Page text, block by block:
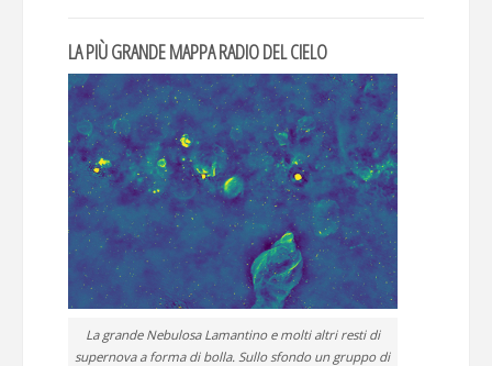
LA PIÙ GRANDE MAPPA RADIO DEL CIELO
La grande Nebulosa Lamantino e molti altri resti di
supernova a forma di bolla. Sullo sfondo un gruppo di